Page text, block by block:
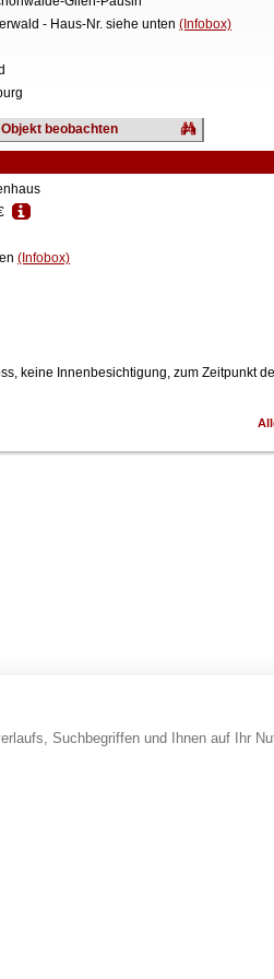
Suchbegriffen und Ihnen auf Ihr
- Haus-Nr. siehe unten(Infobox)
Objekt beobachten
(Infobox)
keine Innenbesichtigung, zum Zeitpunkt